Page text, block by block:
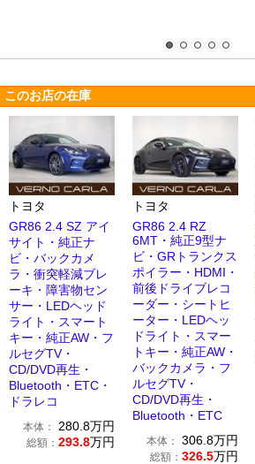
このお店の在庫
トヨタ
GR86 2.4 SZ アイ
サイト・純正ナ
ビ・バックカメ
ラ・衝突軽減ブレ
ーキ・障害物セン
サー・LEDヘッド
ライト・スマート
キー・純正AW・フ
ルセグTV・
CD/DVD再生・
Bluetooth・ETC・
ドラレコ
本体： 280.8万円
総額： 293.8万円
トヨタ
GR86 2.4 RZ
6MT・純正9型ナ
ビ・GRトランクス
ポイラー・HDMI・
前後ドライブレコ
ーダー・シートヒ
ーター・LEDヘッ
ドライト・スマー
トキー・純正AW・
バックカメラ・フ
ルセグTV・
CD/DVD再生・
Bluetooth・ETC
本体： 306.8万円
総額： 326.5万円